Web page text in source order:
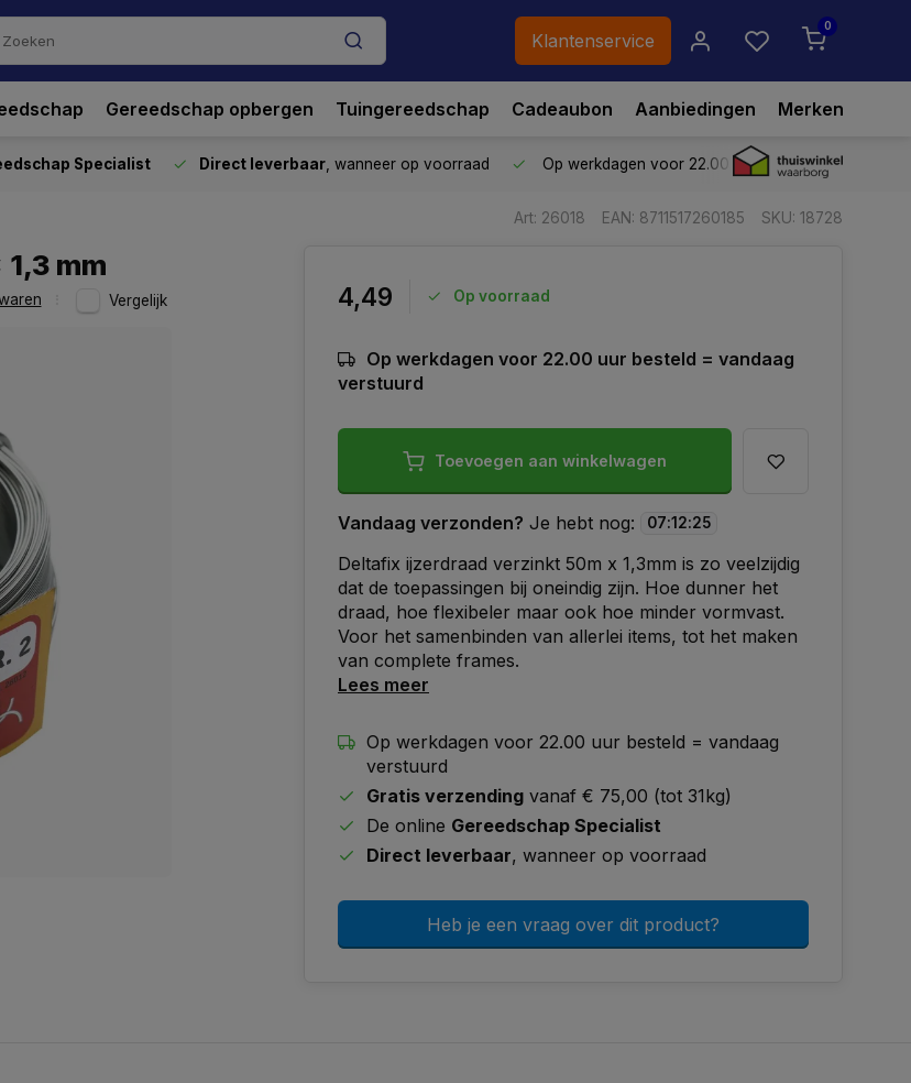
Klantenservice
0
Gereedschap opbergen Tuingereedschap Cadeaubon Aanbiedingen Merken
Specialist Direct leverbaar , wanneer op voorraad Op werkdagen voor 22.00 uur besteld,vandaag
Art: 26018 EAN: 8711517260185 SKU: 18728
mm
Vergelijk 4,49 Op voorraad
Op werkdagen voor 22.00 uur besteld = vandaag
verstuurd
Toevoegen aan winkelwagen
Vandaag verzonden? Je hebt nog: 07:12:24
Deltafix ijzerdraad verzinkt 50m x 1,3mm is zo veelzijdig
dat de toepassingen bij oneindig zijn. Hoe dunner het
draad, hoe flexibeler maar ook hoe minder vormvast.
Voor het samenbinden van allerlei items, tot het maken
van complete frames.
Lees meer
Op werkdagen voor 22.00 uur besteld = vandaag
verstuurd
Gratis verzending vanaf € 75,00 (tot 31kg)
De online Gereedschap Specialist
Direct leverbaar, wanneer op voorraad
Heb je een vraag over dit product?